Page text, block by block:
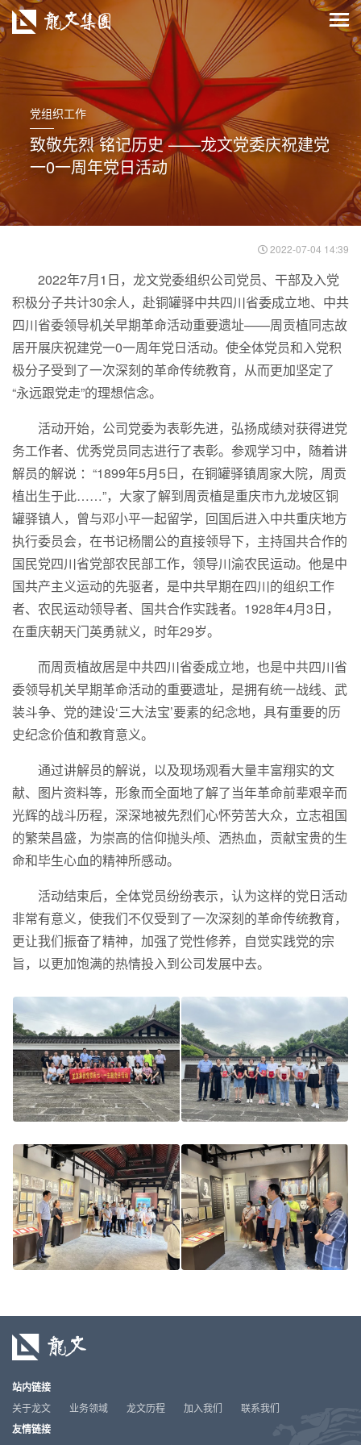
党组织工作
致敬先烈 铭记历史 ——龙文党委庆祝建党
一0一周年党日活动
2022-07-04 14:39
2022年7月1日，龙文党委组织公司党员、干部及入党
积极分子共计30余人，赴铜罐驿中共四川省委成立地、中共
四川省委领导机关早期革命活动重要遗址——周贡植同志故
居开展庆祝建党一0一周年党日活动。使全体党员和入党积
极分子受到了一次深刻的革命传统教育，从而更加坚定了
“永远跟党走”的理想信念。
活动开始，公司党委为表彰先进，弘扬成绩对获得进党
务工作者、优秀党员同志进行了表彰。参观学习中，随着讲
解员的解说 ：“1899年5月5日，在铜罐驿镇周家大院，周贡
植出生于此……”，大家了解到周贡植是重庆市九龙坡区铜
罐驿镇人，曾与邓小平一起留学，回国后进入中共重庆地方
执行委员会，在书记杨闇公的直接领导下，主持国共合作的
国民党四川省党部农民部工作，领导川渝农民运动。他是中
国共产主义运动的先驱者，是中共早期在四川的组织工作
者、农民运动领导者、国共合作实践者。1928年4月3日，
在重庆朝天门英勇就义，时年29岁。
而周贡植故居是中共四川省委成立地，也是中共四川省
委领导机关早期革命活动的重要遗址，是拥有统一战线、武
装斗争、党的建设‘三大法宝’要素的纪念地，具有重要的历
史纪念价值和教育意义。
通过讲解员的解说，以及现场观看大量丰富翔实的文
献、图片资料等，形象而全面地了解了当年革命前辈艰辛而
光辉的战斗历程，深深地被先烈们心怀劳苦大众，立志祖国
的繁荣昌盛，为崇高的信仰抛头颅、洒热血，贡献宝贵的生
命和毕生心血的精神所感动。
活动结束后，全体党员纷纷表示，认为这样的党日活动
非常有意义，使我们不仅受到了一次深刻的革命传统教育，
更让我们振奋了精神，加强了党性修养，自觉实践党的宗
旨，以更加饱满的热情投入到公司发展中去。
站内链接
关于龙文 业务领域 龙文历程 加入我们 联系我们
友情链接